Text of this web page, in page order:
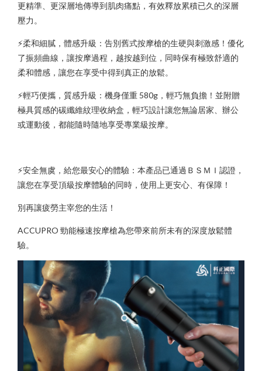
更精準、更深層地傳導到肌肉痛點，有效釋放累積已久的深層
壓力。
⚡️柔和細膩，體感升級：告別舊式按摩槍的生硬與刺激感！優化
了振頻曲線，讓按摩過程，越按越到位，同時保有極致舒適的
柔和體感，讓您在享受中得到真正的放鬆。
⚡️輕巧便攜，質感升級：機身僅重 580g，輕巧無負擔！並附贈
極具質感的碳纖維紋理收納盒，輕巧設計讓您無論居家、辦公
或運動後，都能隨時隨地享受專業級按摩。
⚡️安全無虞，給您最安心的體驗：本產品已通過ＢＳＭＩ認證，
讓您在享受頂級按摩體驗的同時，使用上更安心、有保障！
別再讓疲勞主宰您的生活！
ACCUPRO 勁能極速按摩槍為您帶來前所未有的深度放鬆體
驗。